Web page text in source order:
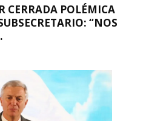
CERRADA POLÉMICA
“NOS